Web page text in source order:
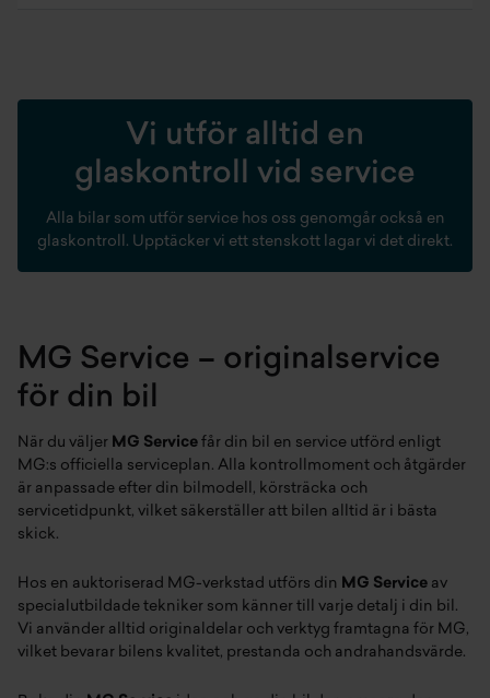
Vi utför alltid en
glaskontroll vid service
Alla bilar som utför service hos oss genomgår också en
glaskontroll. Upptäcker vi ett stenskott lagar vi det direkt.
MG Service – originalservice
för din bil
När du väljer MG Service får din bil en service utförd enligt
MG:s officiella serviceplan. Alla kontrollmoment och åtgärder
är anpassade efter din bilmodell, körsträcka och
servicetidpunkt, vilket säkerställer att bilen alltid är i bästa
skick.
Hos en auktoriserad MG-verkstad utförs din MG Service av
specialutbildade tekniker som känner till varje detalj i din bil.
Vi använder alltid originaldelar och verktyg framtagna för MG,
vilket bevarar bilens kvalitet, prestanda och andrahandsvärde.